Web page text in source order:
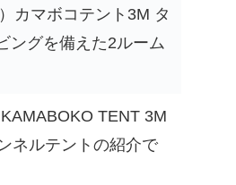
カマボコテント3M タ
ングを備えた2ルーム
TENT 3M
ネルテントの紹介で